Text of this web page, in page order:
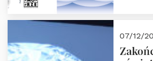
07/12/